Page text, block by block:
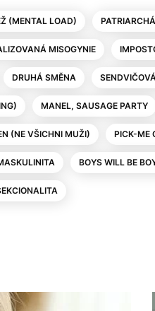
(MENTAL LOAD)
MISOGYNIE
DRUHÁ SMĚNA
MANEL, SAUSAGE PARTY
(NE VŠICHNI MUŽI) PICK-ME
BOYS WILL BE